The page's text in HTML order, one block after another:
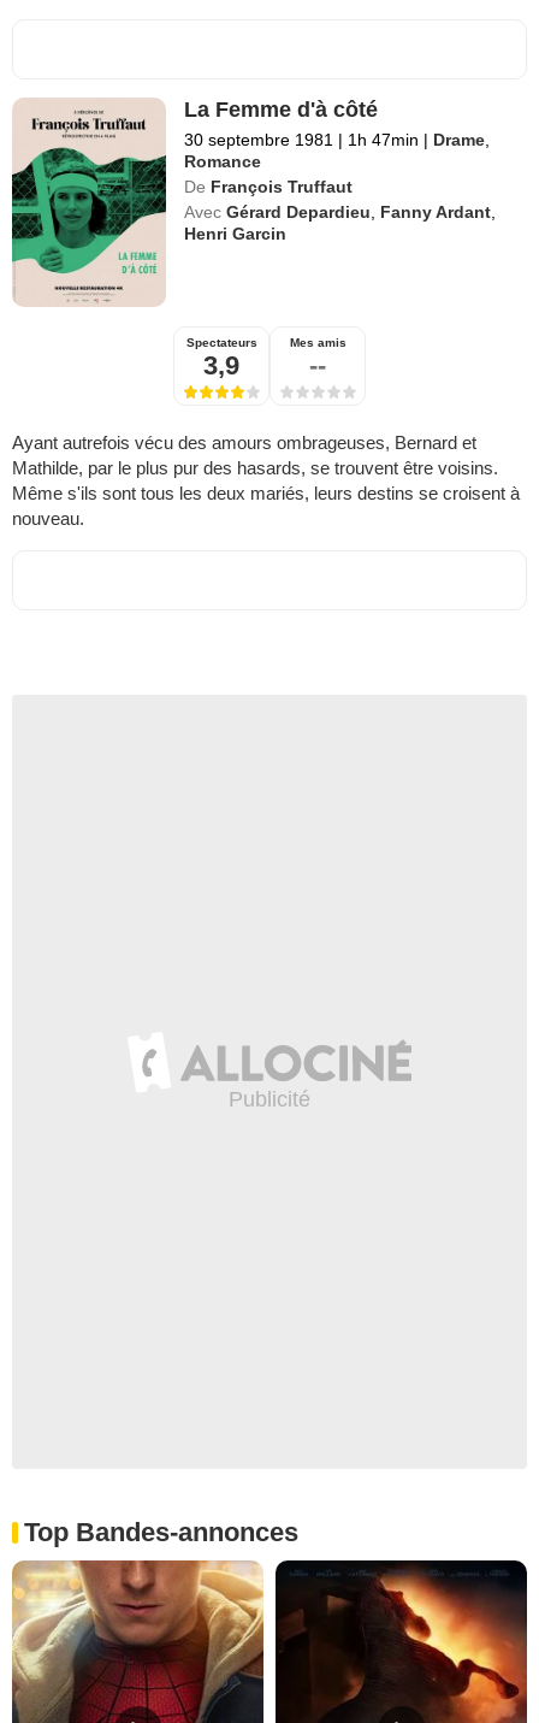
La Femme d'à côté
30 septembre 1981 | 1h 47min | Drame,
Romance
De François Truffaut
Avec Gérard Depardieu, Fanny Ardant,
Henri Garcin
Spectateurs
3,9
Mes amis
--
Ayant autrefois vécu des amours ombrageuses, Bernard et
Mathilde, par le plus pur des hasards, se trouvent être voisins.
Même s'ils sont tous les deux mariés, leurs destins se croisent à
nouveau.
Top Bandes-annonces